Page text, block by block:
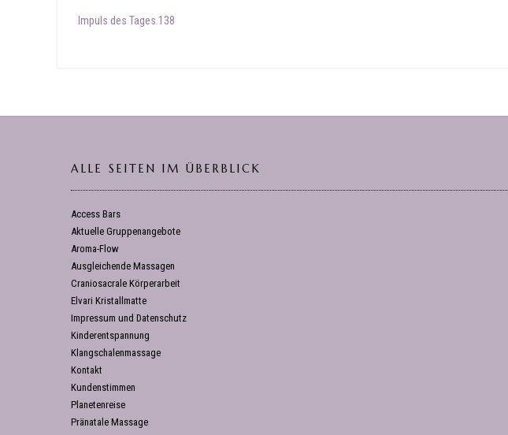
navigation
Impuls des Tages 138
ALLE SEITEN IM ÜBERBLICK
Access Bars
Aktuelle Gruppenangebote
Aroma-Flow
Ausgleichende Massagen
Craniosacrale Körperarbeit
Elvari Kristallmatte
Impressum und Datenschutz
Kinderentspannung
Klangschalenmassage
Kontakt
Kundenstimmen
Planetenreise
Pränatale Massage